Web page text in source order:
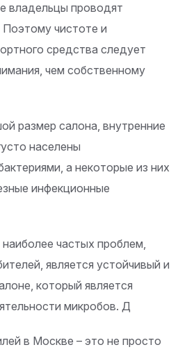
владельцы проводят
чистоте и
средства следует
чем собственному
размер салона, внутренние
населены
а некоторые из них
инфекционные
частых проблем,
является устойчивый и
который является
микробов. Д
в Москве – это не просто